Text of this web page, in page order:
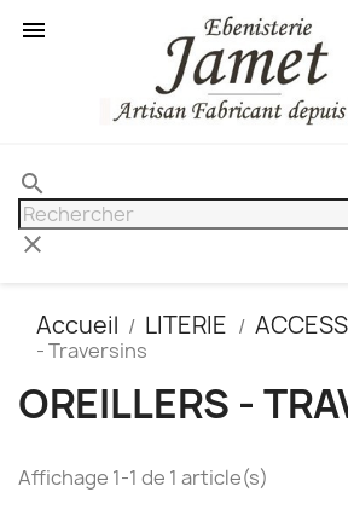

search
clear
Accueil LITERIE
- Traversins
OREILLERS -
Affichage 1-1 de 1 article(s)